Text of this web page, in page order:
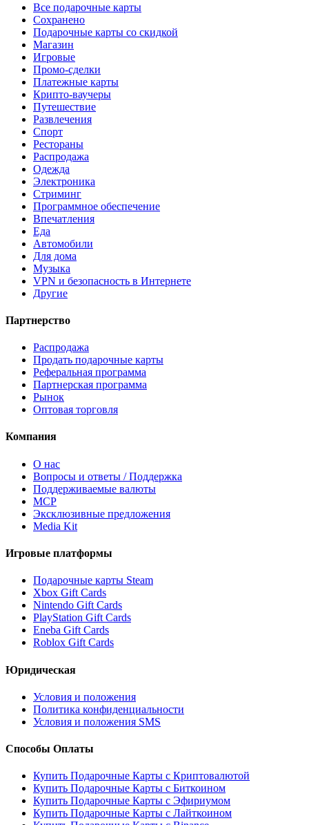
Все подарочные карты
Сохранено
Подарочные карты со скидкой
Магазин
Игровые
Промо-сделки
Платежные карты
Крипто-ваучеры
Путешествие
Развлечения
Спорт
Рестораны
Распродажа
Одежда
Электроника
Стриминг
Программное обеспечение
Впечатления
Еда
Автомобили
Для дома
Музыка
VPN и безопасность в Интернете
Другие
Партнерство
Распродажа
Продать подарочные карты
Реферальная программа
Партнерская программа
Рынок
Оптовая торговля
Компания
О нас
Вопросы и ответы / Поддержка
Поддерживаемые валюты
MCP
Эксклюзивные предложения
Media Kit
Игровые платформы
Подарочные карты Steam
Xbox Gift Cards
Nintendo Gift Cards
PlayStation Gift Cards
Eneba Gift Cards
Roblox Gift Cards
Юридическая
Условия и положения
Политика конфиденциальности
Условия и положения SMS
Способы Оплаты
Купить Подарочные Карты с Криптовалютой
Купить Подарочные Карты с Биткоином
Купить Подарочные Карты с Эфириумом
Купить Подарочные Карты с Лайткоином